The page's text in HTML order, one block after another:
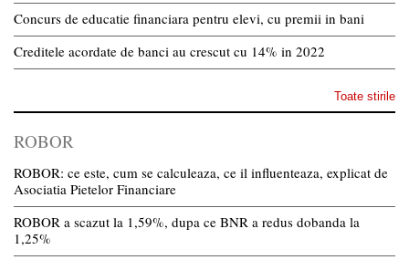
Concurs de educatie financiara pentru elevi, cu premii in bani
Creditele acordate de banci au crescut cu 14% in 2022
Toate stirile
ROBOR
ROBOR: ce este, cum se calculeaza, ce il influenteaza, explicat de
Asociatia Pietelor Financiare
ROBOR a scazut la 1,59%, dupa ce BNR a redus dobanda la
1,25%